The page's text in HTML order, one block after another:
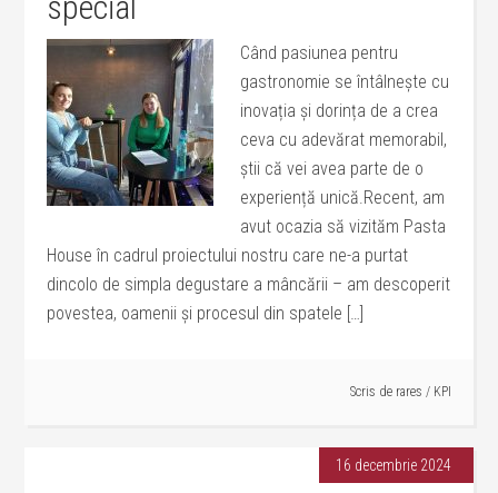
Când pasiunea pentru
gastronomie se întâlnește cu
inovația și dorința de a crea
ceva cu adevărat memorabil,
știi că vei avea parte de o
experiență unică.Recent, am
avut ocazia să vizităm Pasta
House în cadrul proiectului nostru care ne-a purtat
dincolo de simpla degustare a mâncării – am descoperit
povestea, oamenii și procesul din spatele […]
Scris de rares / KPI
16 decembrie 2024